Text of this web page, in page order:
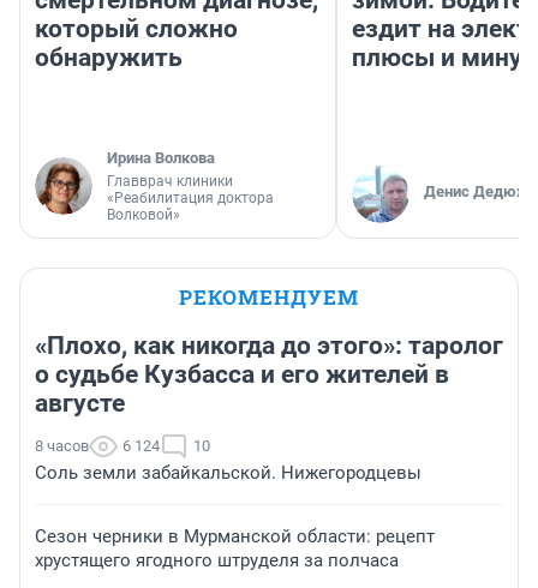
который сложно
обнаружить
Ирина Волкова
Главврач клиники
«Реабилитация доктора
Волковой»
ездит на
плюсы и
Денис
РЕКОМЕНДУЕМ
«Плохо, как никогда до этого»: таролог
о судьбе Кузбасса и его жителей в
августе
8 часов 6 124 10
Соль земли забайкальской. Нижегородцевы
Сезон черники в Мурманской области: рецепт
хрустящего ягодного штруделя за полчаса